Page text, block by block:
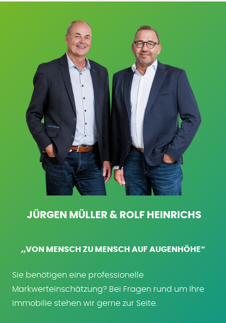
JÜRGEN MÜLLER & ROLF HEINRICHS
„VON MENSCH ZU MENSCH AUF AUGENHÖHE“
Sie benötigen eine professionelle
Markwerteinschätzung? Bei Fragen rund um Ihre
Immobilie stehen wir gerne zur Seite.